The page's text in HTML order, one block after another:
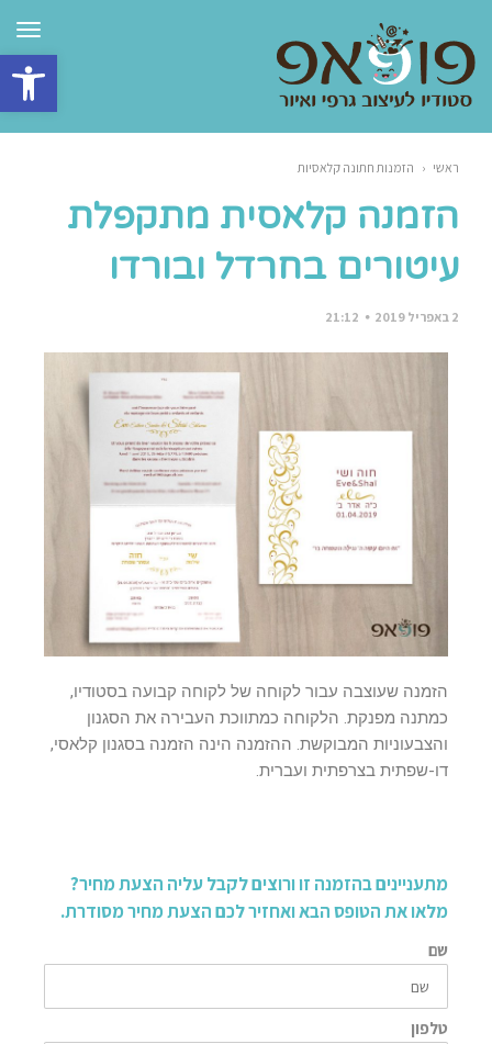
פתח
ראשי ‹ הזמנות חתונה קלאסיות
הזמנה קלאסית מתקפלת
עיטורים בחרדל ובורדו
2 באפריל 2019 21:12
הזמנה שעוצבה עבור לקוחה של לקוחה קבועה בסטודיו,
כמתנה מפנקת. הלקוחה כמתווכת העבירה את הסגנון
והצבעוניות המבוקשת. ההזמנה הינה הזמנה בסגנון קלאסי,
דו-שפתית בצרפתית ועברית.
מתעניינים בהזמנה זו ורוצים לקבל עליה הצעת מחיר?
מלאו את הטופס הבא ואחזיר לכם הצעת מחיר מסודרת.
שם
טלפון